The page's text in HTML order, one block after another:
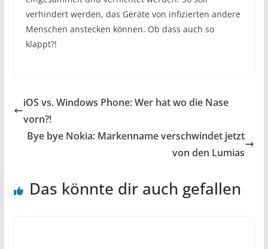
verhindert werden, das Geräte von infizierten andere
Menschen anstecken können. Ob dass auch so
klappt?!
iOS vs. Windows Phone: Wer hat wo die Nase
vorn?!
Bye bye Nokia: Markenname verschwindet jetzt
von den Lumias
Das könnte dir auch gefallen